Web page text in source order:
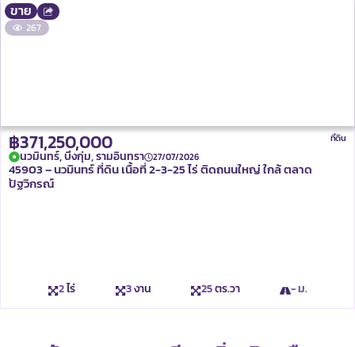
ขาย
267
฿371,250,000 ที่ดิน
นวมินทร์, บึงกุ่ม, รามอินทรา 27/07/2026
45903 – นวมินทร์ ที่ดิน เนื้อที่ 2-3-25 ไร่ ติดถนนใหญ่ ใกล้ ตลาด
ปัฐวิกรณ์
2ไร่ 3งาน 25ตร.วา - ม.